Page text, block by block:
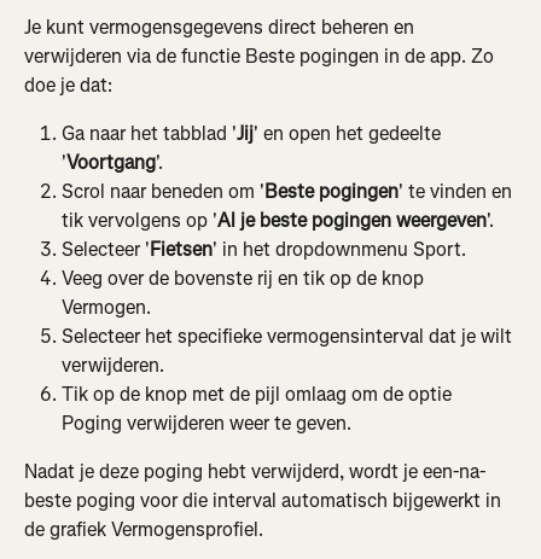
Je kunt vermogensgegevens direct beheren en
verwijderen via de functie Beste pogingen in de app. Zo
doe je dat:
Ga naar het tabblad 'Jij' en open het gedeelte
'Voortgang'.
Scrol naar beneden om 'Beste pogingen' te vinden en
tik vervolgens op 'Al je beste pogingen weergeven'.
Selecteer 'Fietsen' in het dropdownmenu Sport.
Veeg over de bovenste rij en tik op de knop
Vermogen.
Selecteer het specifieke vermogensinterval dat je wilt
verwijderen.
Tik op de knop met de pijl omlaag om de optie
Poging verwijderen weer te geven.
Nadat je deze poging hebt verwijderd, wordt je een-na-
beste poging voor die interval automatisch bijgewerkt in
de grafiek Vermogensprofiel.